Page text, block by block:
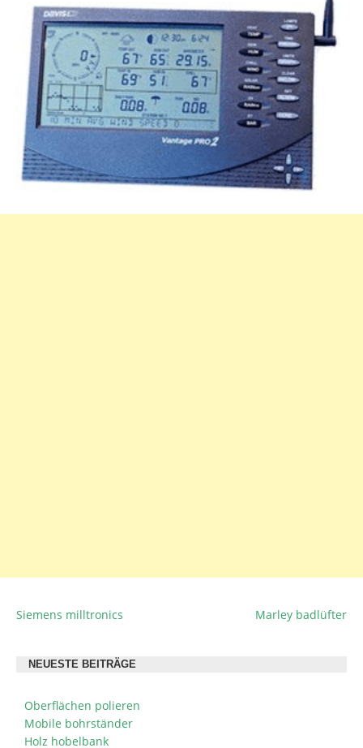
BEITRAGSNAVIGATION
Siemens milltronics Marley badlüfter
NEUESTE BEITRÄGE
Oberflächen polieren
Mobile bohrständer
Holz hobelbank